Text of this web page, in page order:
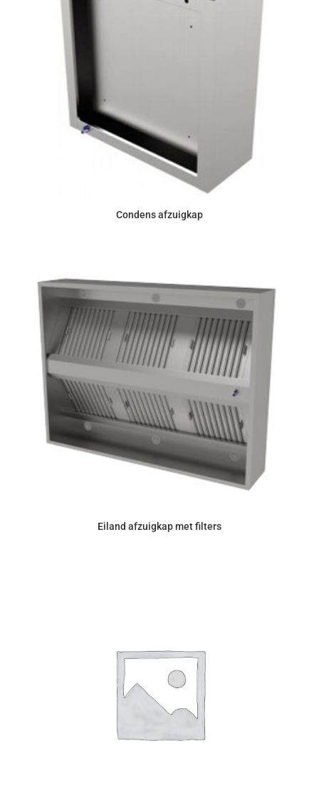
Condens afzuigkap
Eiland afzuigkap met filters